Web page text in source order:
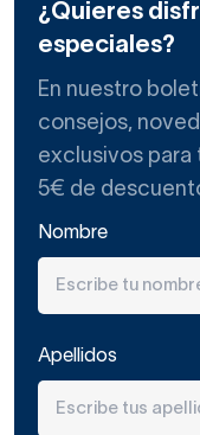
¿Quieres
especiales?
En nuestro
consejos,
exclusivos para
5€ de
Nombre
Apellidos